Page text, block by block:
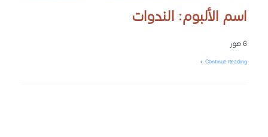
اسم الألبوم: الندوات
6 صور
Continue Reading